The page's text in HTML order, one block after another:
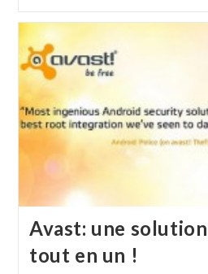
Avast: une
tout en un !